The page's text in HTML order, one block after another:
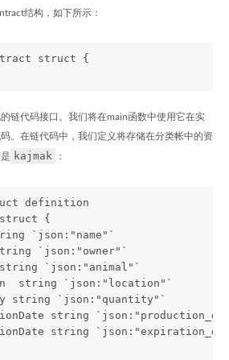
结构，如下所示：
struct {
链代码接口。我们将在main函数中使用它在实
。在链代码中，我们定义将存储在分类帐中的资
kajmak ：
definition
struct {
`json:"name"`
`json:"owner"`
`json:"animal"`
string `json:"location"`
string `json:"quantity"`
string
string